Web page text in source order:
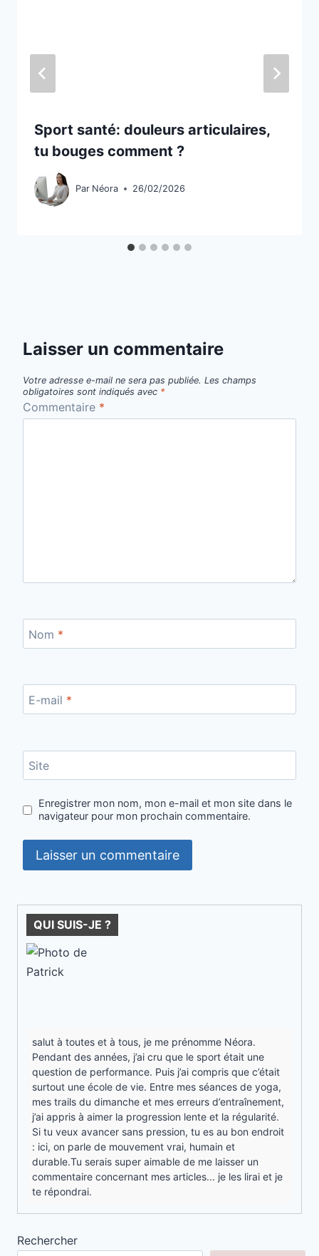
Sport santé: douleurs articulaires,
tu bouges comment ?
Par Néora 26/02/2026
Laisser un commentaire
Votre adresse e-mail ne sera pas publiée. Les champs
obligatoires sont indiqués avec *
Commentaire *
Nom *
E-mail *
Site
Enregistrer mon nom, mon e-mail et mon site dans le
navigateur pour mon prochain commentaire.
QUI SUIS-JE ?
salut à toutes et à tous, je me prénomme Néora.
Pendant des années, j’ai cru que le sport était une
question de performance. Puis j’ai compris que c’était
surtout une école de vie. Entre mes séances de yoga,
mes trails du dimanche et mes erreurs d’entraînement,
j’ai appris à aimer la progression lente et la régularité.
Si tu veux avancer sans pression, tu es au bon endroit
: ici, on parle de mouvement vrai, humain et
durable.Tu serais super aimable de me laisser un
commentaire concernant mes articles... je les lirai et je
te répondrai.
Rechercher